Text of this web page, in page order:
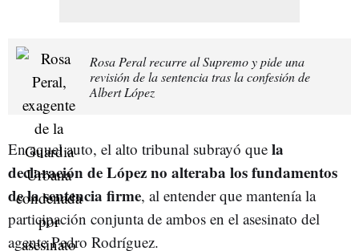
Rosa Peral recurre al Supremo y pide una
revisión de la sentencia tras la confesión de
Albert López
En aquel auto, el alto tribunal subrayó que la
declaración de López no alteraba los fundamentos
de la sentencia firme, al entender que mantenía la
participación conjunta de ambos en el asesinato del
agente Pedro Rodríguez.